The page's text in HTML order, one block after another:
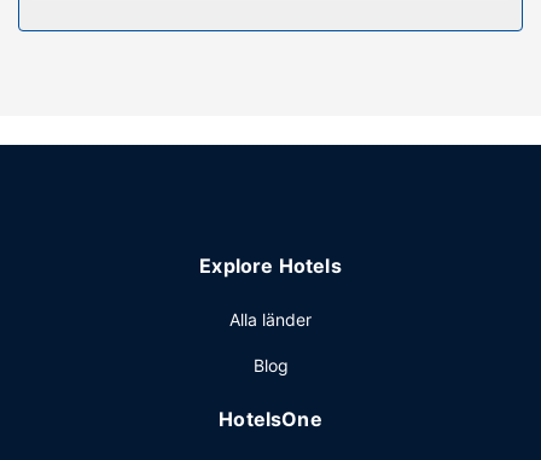
Explore Hotels
Alla länder
Blog
HotelsOne